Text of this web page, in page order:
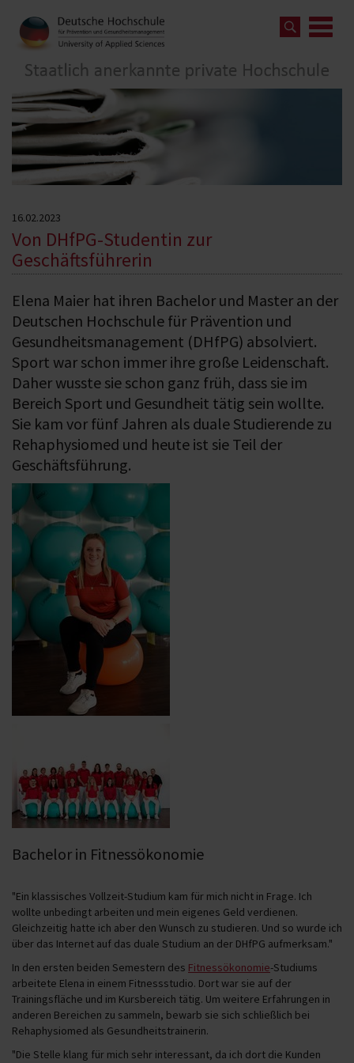
16.02.2023
Von DHfPG-Studentin zur
Geschäftsführerin
Elena Maier hat ihren Bachelor und Master an der
Deutschen Hochschule für Prävention und
Gesundheitsmanagement (DHfPG) absolviert.
Sport war schon immer ihre große Leidenschaft.
Daher wusste sie schon ganz früh, dass sie im
Bereich Sport und Gesundheit tätig sein wollte.
Sie kam vor fünf Jahren als duale Studierende zu
Rehaphysiomed und heute ist sie Teil der
Geschäftsführung.
Bachelor in Fitnessökonomie
"Ein klassisches Vollzeit-Studium kam für mich nicht in Frage. Ich
wollte unbedingt arbeiten und mein eigenes Geld verdienen.
Gleichzeitig hatte ich aber den Wunsch zu studieren. Und so wurde ich
über das Internet auf das duale Studium an der DHfPG aufmerksam."
In den ersten beiden Semestern des Fitnessökonomie-Studiums
arbeitete Elena in einem Fitnessstudio. Dort war sie auf der
Trainingsfläche und im Kursbereich tätig. Um weitere Erfahrungen in
anderen Bereichen zu sammeln, bewarb sie sich schließlich bei
Rehaphysiomed als Gesundheitstrainerin.
"Die Stelle klang für mich sehr interessant, da ich dort die Kunden